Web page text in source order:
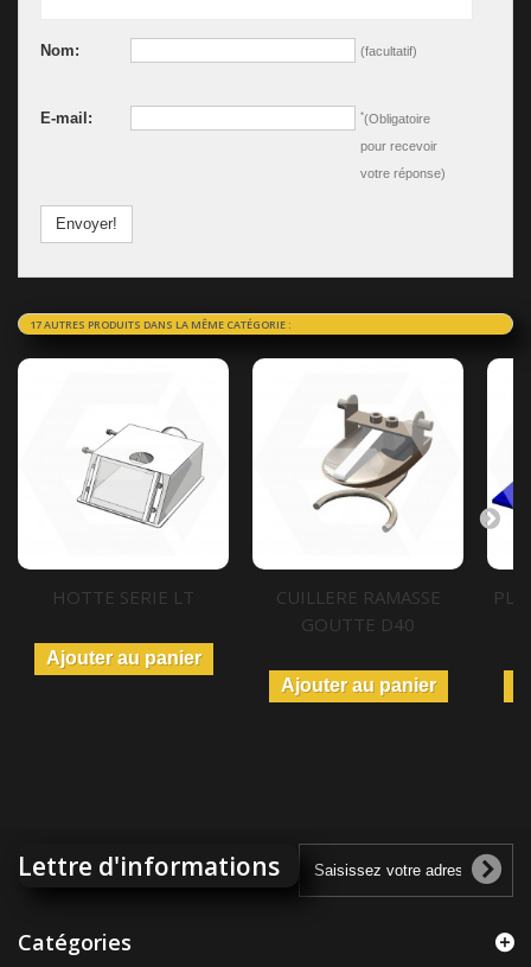
Nom: (facultatif)
E-mail: *(Obligatoire
pour recevoir
votre réponse)
Envoyer!
17 AUTRES PRODUITS DANS LA MÊME CATÉGORIE :
HOTTE SERIE LT
Ajouter au panier
CUILLERE RAMASSE
GOUTTE D40
Ajouter au panier
Lettre d'informations
Catégories